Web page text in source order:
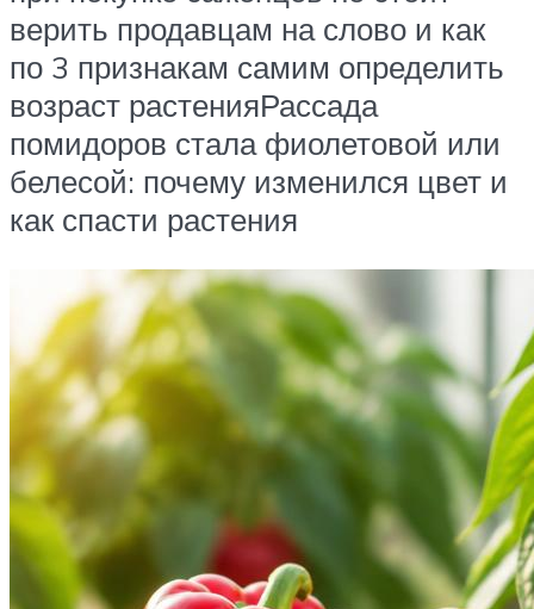
верить продавцам на слово и как
по 3 признакам самим определить
возраст растенияРассада
помидоров стала фиолетовой или
белесой: почему изменился цвет и
как спасти растения